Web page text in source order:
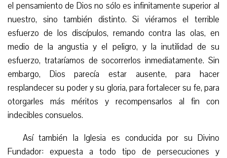
el pensamiento de Dios no sólo es infinitamente superior al
nuestro, sino también distinto. Si viéramos el terrible
esfuerzo de los discípulos, remando contra las olas, en
medio de la angustia y el peligro, y la inutilidad de su
esfuerzo, trataríamos de socorrerlos inmediatamente. Sin
embargo, Dios parecía estar ausente, para hacer
resplandecer su poder y su gloria, para fortalecer su fe, para
otorgarles más méritos y recompensarlos al fin con
indecibles consuelos.
Así también la Iglesia es conducida por su Divino
Fundador: expuesta a todo tipo de persecuciones y